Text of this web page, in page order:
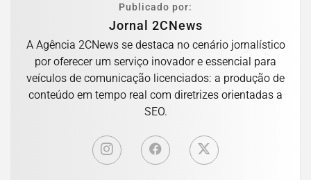
Publicado por:
Jornal 2CNews
A Agência 2CNews se destaca no cenário jornalístico
por oferecer um serviço inovador e essencial para
veículos de comunicação licenciados: a produção de
conteúdo em tempo real com diretrizes orientadas a
SEO.